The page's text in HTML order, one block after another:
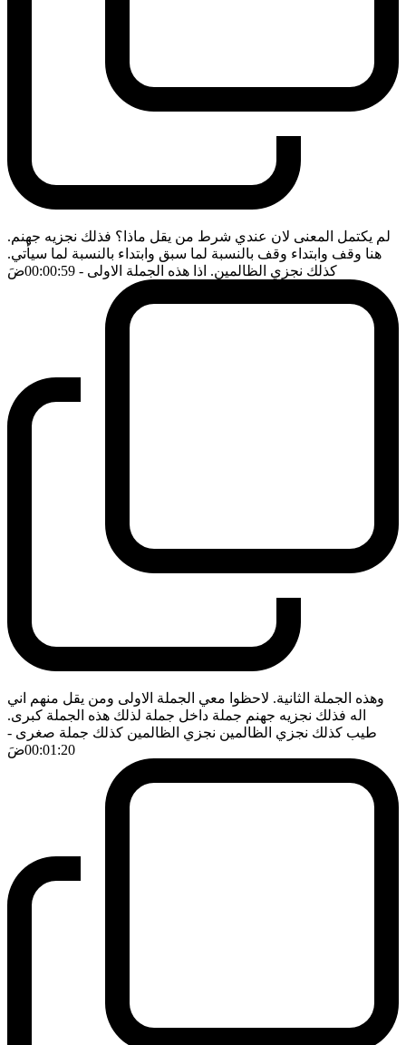
لم يكتمل المعنى لان عندي شرط من يقل ماذا؟ فذلك نجزيه جهنم.
هنا وقف وابتداء وقف بالنسبة لما سبق وابتداء بالنسبة لما سيأتي.
كذلك نجزي الظالمين. اذا هذه الجملة الاولى - 00:00:59 ضَ
وهذه الجملة الثانية. لاحظوا معي الجملة الاولى ومن يقل منهم اني
اله فذلك نجزيه جهنم جملة داخل جملة لذلك هذه الجملة كبرى.
طيب كذلك نجزي الظالمين نجزي الظالمين كذلك جملة صغرى -
00:01:20ضَ